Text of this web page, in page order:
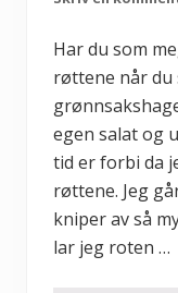
k
r
Har du som
røttene når
egen salat og
tid er forbi da
røttene. Jeg
kniper av så
lar jeg roten …